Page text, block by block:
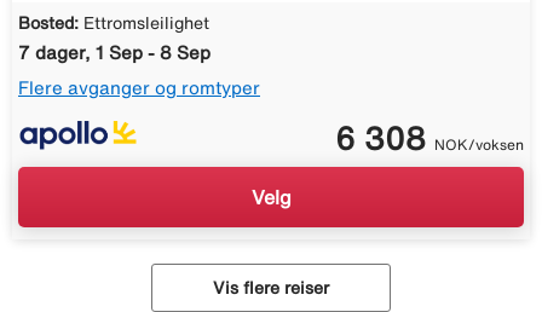
Bosted: Ettromsleilighet
7 dager, 1 Sep - 8 Sep
Flere avganger og romtyper
6 308 NOK/voksen
Velg
Vis flere reiser